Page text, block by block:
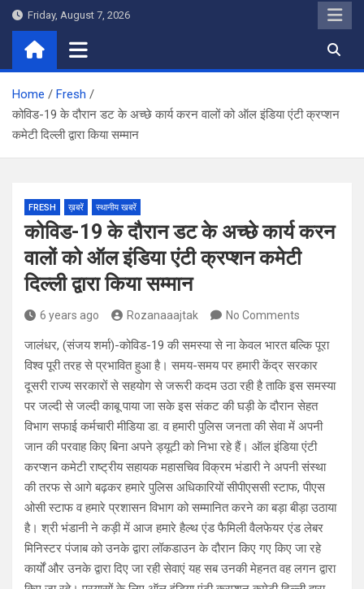
Skip
content
Friday, August 7, 2026
Home
Fresh
कोविड-19 के दौरान डट के अच्छे कार्य करन वालों को ऑल इंडिया एंटी क्रप्शन
कमेटी दिल्ली द्वारा किया सम्मान
FRESH ख़बरें स्थानीय खबरें
कोविड-19 के दौरान डट के अच्छे कार्य करन
वालों को ऑल इंडिया एंटी क्रप्शन कमेटी
दिल्ली द्वारा किया सम्मान
6 years ago Rozanaaajtak No Comments
जालंधर, (संजय शर्मा)-कोविड-19 की समस्या से ना केवल भारत बल्कि पूरा
विश्व पूरी तरह से प्रभावित हुआ है। समय-समय पर हमारी केंद्र सरकार
दूसरी राज्य सरकारों से सहयोग से जरूरी कदम उठा रही है ताकि इस समस्या
पर जल्दी से जल्दी काबू पाया जा सके इस संकट की घड़ी के दौरान सेहत
विभाग सफाई कर्मचारी मीडिया डा. व हमारी पुलिस जनता की सेवा में अपनी
जान की परवाह किए बिना अपने ड्यूटी को निभा रहे हैं। ऑल इंडिया एंटी
करप्शन कमेटी राष्ट्रीय सहायक महासचिव विक्रम भंडारी ने अपनी संस्था
की तरफ से आगे बढ़कर हमारे पुलिस अधिकारियों सीपीएससी स्टाफ, पीएस
ओसी स्टाफ व हमारे प्रशासन विभाग को सम्मानित करने का बड़ा बीड़ा उठाया
है। श्री भंडानी ने कड़ी में आज हमारे हैल्थ एंड फैमिली वैलफेयर एंड लेबर
मिनिस्टर पंजाब को उनके द्वारा लॉकडाउन के दौरान किए गए किए जा रहे
कार्यों और उनके द्वारा दिए जा रही सेवाएं यह सब उनकी मेहनत वह लगन द्वारा